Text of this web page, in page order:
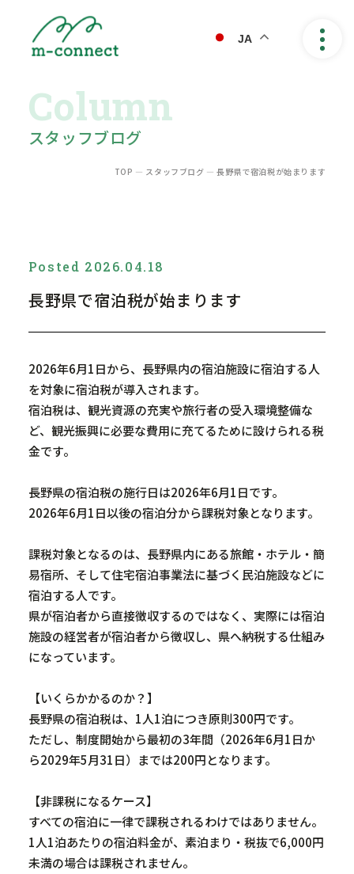
業務内容
ご依頼の流れ
会社概要
コラム
JA
JA
スタッフブログ
TOP ― スタッフブログ ―長野県で宿泊税が始まります
Posted 2026.04.18
長野県で宿泊税が始まります
2026年6月1日から、長野県内の宿泊施設に宿泊する人
を対象に宿泊税が導入されます。
宿泊税は、観光資源の充実や旅行者の受入環境整備な
ど、観光振興に必要な費用に充てるために設けられる税
金です。
長野県の宿泊税の施行日は2026年6月1日です。
2026年6月1日以後の宿泊分から課税対象となります。
課税対象となるのは、長野県内にある旅館・ホテル・簡
易宿所、そして住宅宿泊事業法に基づく民泊施設などに
宿泊する人です。
県が宿泊者から直接徴収するのではなく、実際には宿泊
施設の経営者が宿泊者から徴収し、県へ納税する仕組み
になっています。
【いくらかかるのか？】
長野県の宿泊税は、 1人1泊につき原則300円です。
ただし、制度開始から最初の3年間（2026年6月1日か
ら2029年5月31日）までは200円となります。
【非課税になるケース】
すべての宿泊に一律で課税されるわけではありません。
1人1泊あたりの宿泊料金が、素泊まり・税抜で6,000円
未満の場合は課税されません。